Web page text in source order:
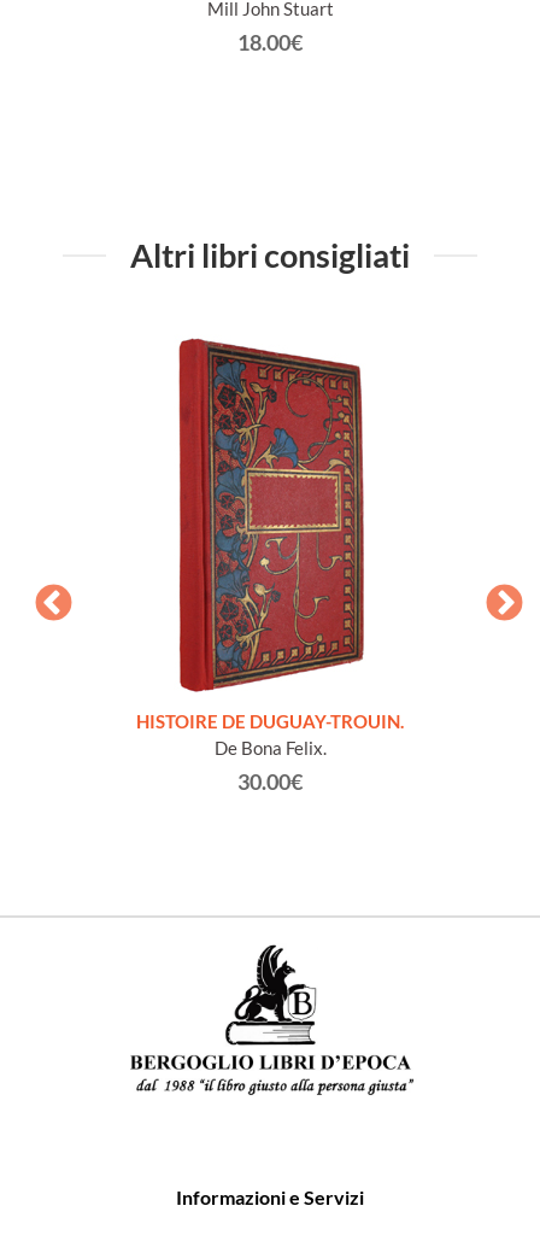
Mill John Stuart
18.00€
Altri libri consigliati
HISTOIRE DE DUGUAY-TROUIN.
De Bona Felix.
30.00€
Informazioni e Servizi